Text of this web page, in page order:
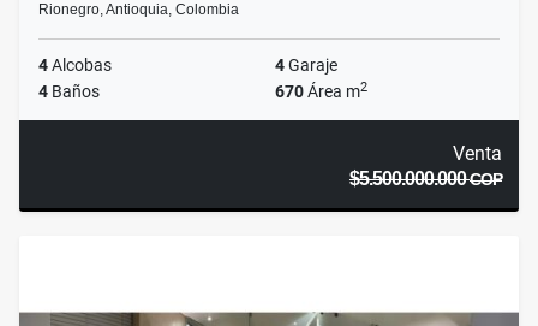
Rionegro, Antioquia, Colombia
4Alcobas 4Garaje
4 Baños 670Área m2
Venta
$5.500.000.000COP